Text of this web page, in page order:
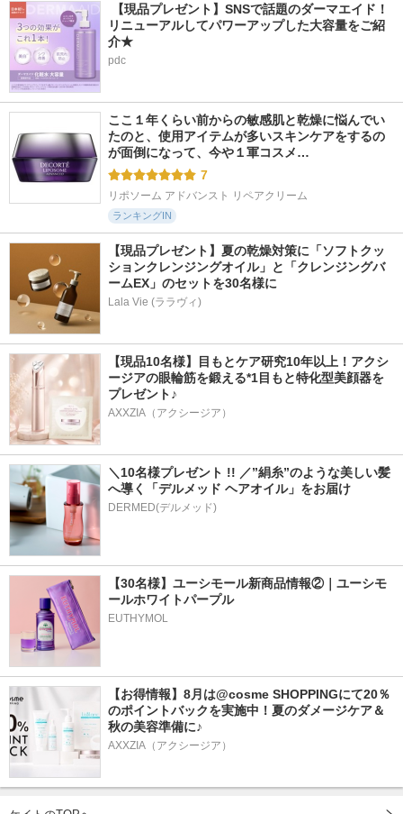
【現品プレゼント】SNSで話題のダーマエイド！
リニューアルしてパワーアップした大容量をご紹
介★
pdc
ここ１年くらい前からの敏感肌と乾燥に悩んでい
たのと、使用アイテムが多いスキンケアをするの
が面倒になって、今や１軍コスメ…
7
リポソーム アドバンスト リペアクリーム
ランキングIN
【現品プレゼント】夏の乾燥対策に「ソフトクッ
ションクレンジングオイル」と「クレンジングバ
ームEX」のセットを30名様に
Lala Vie (ララヴィ)
【現品10名様】目もとケア研究10年以上！アクシ
ージアの眼輪筋を鍛える*1目もと特化型美顔器を
プレゼント♪
AXXZIA（アクシージア）
＼10名様プレゼント !! ／”絹糸”のような美しい髪
へ導く「デルメッド ヘアオイル」をお届け
DERMED(デルメッド)
【30名様】ユーシモール新商品情報②｜ユーシモ
ールホワイトパープル
EUTHYMOL
【お得情報】8月は@cosme SHOPPINGにて20％
のポイントバックを実施中！夏のダメージケア＆
秋の美容準備に♪
AXXZIA（アクシージア）